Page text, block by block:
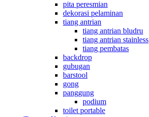
pita peresmian
dekorasi pelaminan
tiang antrian
tiang antrian bludru
tiang antrian stainless
tiang pembatas
backdrop
gubugan
barstool
gong
panggung
podium
toilet portable